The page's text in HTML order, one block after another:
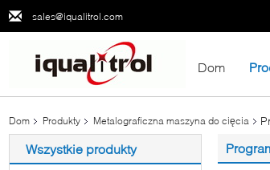
sales@iqualitrol.com
Dom
Dom Produkty Metalograficzna maszyna do cięcia
Wszystkie produkty